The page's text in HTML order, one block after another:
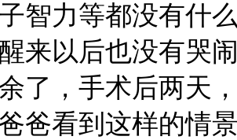
智力等都没有什
来以后也没有哭
了，手术后两天
爸看到这样的情